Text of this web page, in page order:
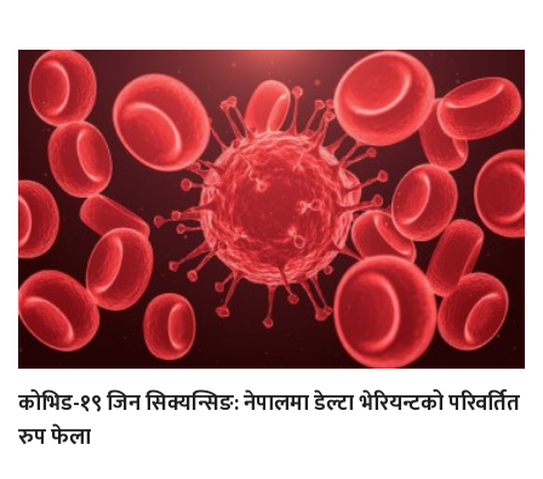
कोभिड-१९ जिन सिक्यन्सिङ: नेपालमा डेल्टा भेरियन्टको परिवर्तित
रुप फेला